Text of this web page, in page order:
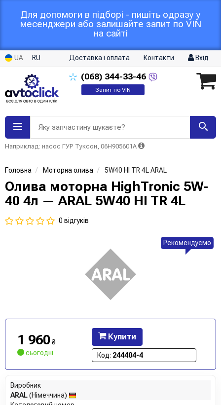
Для допомоги в підборі - пишіть одразу у
месенджери або залишайте запит по VIN
на сайті
UA RU Доставка і оплата Контакти Вхід
(068) 344-33-46
Запит по VIN
Яку запчастину шукаєте?
Наприклад: насос ГУР Туксон, 06H905601A
Головна Моторна олива 5W40 HI TR 4L ARAL
Олива моторна HighTronic 5W-
40 4л — ARAL 5W40 HI TR 4L
0 відгуків
Рекомендуємо
1 960 ₴
сьогодні
Купити
Код: 244404-4
Виробник
ARAL(Німеччина)